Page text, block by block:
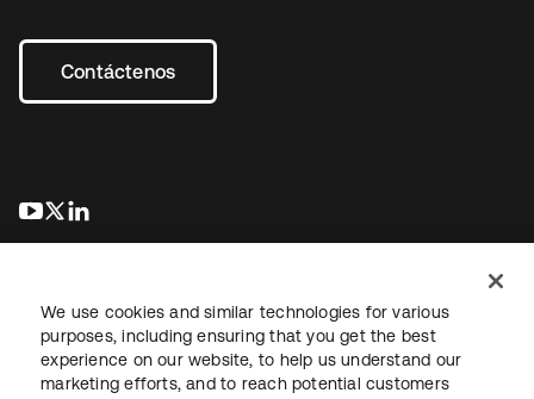
Contáctenos
se abre en una pestaña nueva
se abre en una pestaña nueva
Información legalPolítica de privacidadTérminos del sitio
We use cookies and similar technologies for various
purposes, including ensuring that you get the best
experience on our website, to help us understand our
marketing efforts, and to reach potential customers